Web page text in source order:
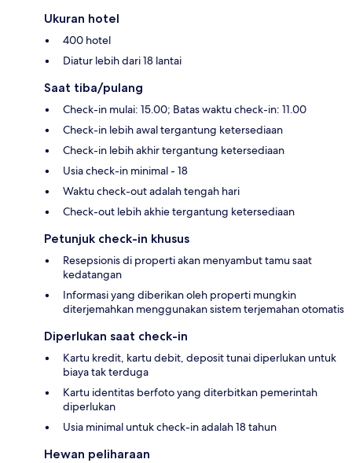
Ukuran hotel
400 hotel
Diatur lebih dari 18 lantai
Saat tiba/pulang
Check-in mulai: 15.00; Batas waktu check-in: 11.00
Check-in lebih awal tergantung ketersediaan
Check-in lebih akhir tergantung ketersediaan
Usia check-in minimal - 18
Waktu check-out adalah tengah hari
Check-out lebih akhie tergantung ketersediaan
Petunjuk check-in khusus
Resepsionis di properti akan menyambut tamu saat
kedatangan
Informasi yang diberikan oleh properti mungkin
diterjemahkan menggunakan sistem terjemahan otomatis
Diperlukan saat check-in
Kartu kredit, kartu debit, deposit tunai diperlukan untuk
biaya tak terduga
Kartu identitas berfoto yang diterbitkan pemerintah
diperlukan
Usia minimal untuk check-in adalah 18 tahun
Hewan peliharaan